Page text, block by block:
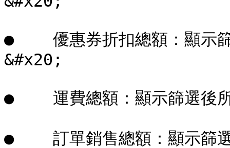
●    優惠券折扣總額：顯示
&#x20;
●    運費總額：顯示篩選後
●    訂單銷售總額：顯示篩